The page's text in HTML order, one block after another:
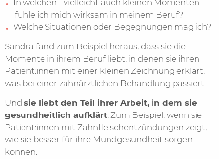
In welchen - vielleicht auch kleinen Momenten -
fühle ich mich wirksam in meinem Beruf?
Welche Situationen oder Begegnungen mag ich?
Sandra fand zum Beispiel heraus, dass sie die
Momente in ihrem Beruf liebt, in denen sie ihren
Patient:innen mit einer kleinen Zeichnung erklärt,
was bei einer zahnärztlichen Behandlung passiert.
Und sie liebt den Teil ihrer Arbeit, in dem sie
gesundheitlich aufklärt. Zum Beispiel, wenn sie
Patient:innen mit Zahnfleischentzündungen zeigt,
wie sie besser für ihre Mundgesundheit sorgen
können.